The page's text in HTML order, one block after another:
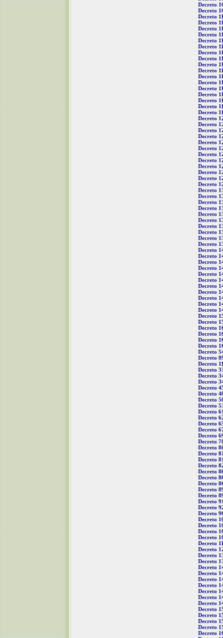
Decreto
Decreto
Decreto
Decreto
Decreto
Decreto
Decreto
Decreto
Decreto
Decreto
Decreto
Decreto
Decreto
Decreto
Decreto
Decreto
Decreto
Decreto
Decreto
Decreto
Decreto
Decreto
Decreto
Decreto
Decreto
Decreto
Decreto
Decreto
Decreto
Decreto
Decreto
Decreto
Decreto
Decreto
Decreto
Decreto
Decreto
Decreto
Decreto
Decreto
Decreto
Decreto
Decreto
Decreto
Decreto
Decreto
Decreto
Decreto
Decreto
Decreto
Decreto
Decreto
Decreto
Decreto
Decreto
Decreto
Decreto
Decreto
Decreto
Decreto
Decreto
Decreto
Decreto
Decreto
Decreto
Decreto
Decreto
Decreto
Decreto
Decreto
Decreto
Decreto
Decreto
Decreto
Decreto
Decreto
Decreto
Decreto
Decreto
Decreto
Decreto
Decreto
Decreto
Decreto
Decreto
Decreto
Decreto
Decreto
Decreto
Decreto
Decreto
Decreto
Decreto
Decreto
Decreto
Decreto
Decreto
Decreto
Decreto
Decreto
Decreto
Decreto
Decreto
Decreto
Decreto
Decreto